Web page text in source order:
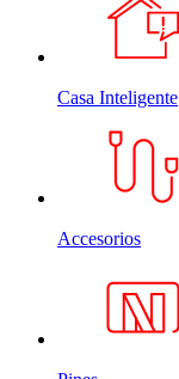
Casa Inteligente
Accesorios